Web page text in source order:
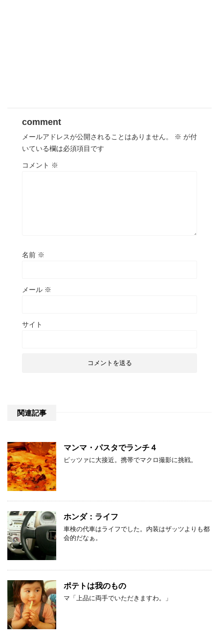
comment
メールアドレスが公開されることはありません。 ※ が付
いている欄は必須項目です
コメント ※
名前 ※
メール ※
サイト
関連記事
マンマ・パスタでランチ４
ピッツァに大接近。携帯でマクロ撮影に挑戦。
ホンダ：ライフ
車検の代車はライフでした。内装はザッツよりも都
会的だなぁ。
ポテトは我のもの
マ「上品に両手でいただきますわ。」